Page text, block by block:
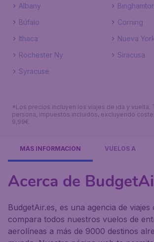
Albany
Búfalo
Corning
Ithaca
Nueva
Rochester Ny
Siracusa
Syracuse
*Los precios incluyen los viajes de ida y vuelta.
persona, impuestos incluidos, excluyendo
9,99€.
MÁS INFORMACIÓN VUELOS A
Acerca de
BudgetAir.es, es una agencia de viajes
compara todos nuestros vuelos de
aerolíneas a más de 9000 destinos